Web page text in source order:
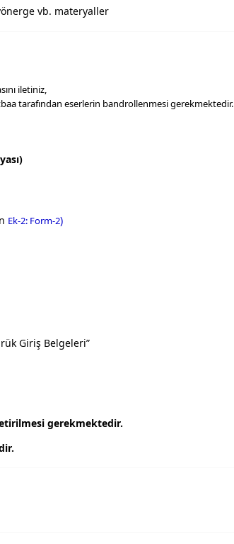
vb. materyaller
iletiniz,
tarafından eserlerin bandrollenmesi gerekmektedir.
Ek-2: Form-2)
Giriş Belgeleri”
gerekmektedir.